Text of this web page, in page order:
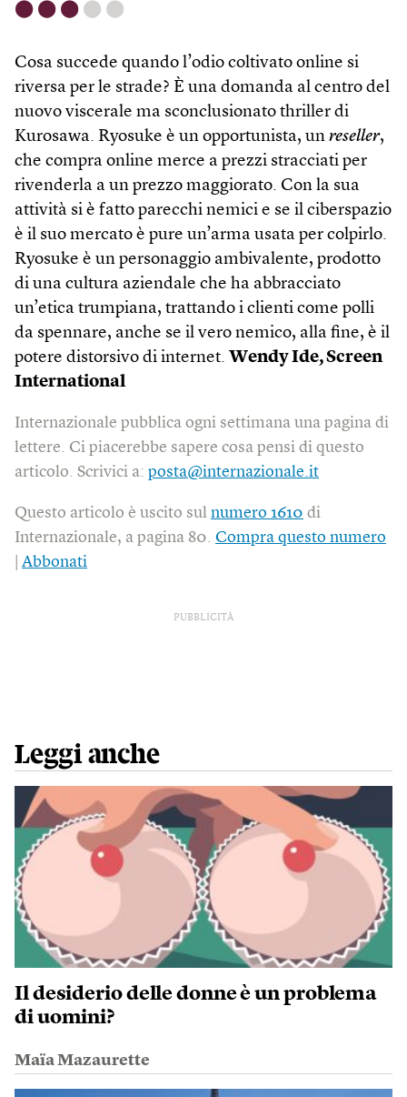
⬤ ⬤ ⬤ ⬤ ⬤
Cosa succede quando l’odio coltivato online si
riversa per le strade? È una domanda al centro del
nuovo viscerale ma sconclusionato thriller di
Kurosawa. Ryosuke è un opportunista, un reseller,
che compra online merce a prezzi stracciati per
rivenderla a un prezzo maggiorato. Con la sua
attività si è fatto parecchi nemici e se il ciberspazio
è il suo mercato è pure un’arma usata per colpirlo.
Ryosuke è un personaggio ambivalente, prodotto
di una cultura aziendale che ha abbracciato
un’etica trumpiana, trattando i clienti come polli
da spennare, anche se il vero nemico, alla fine, è il
potere distorsivo di internet. Wendy Ide, Screen
International
Internazionale pubblica ogni settimana una pagina di
lettere. Ci piacerebbe sapere cosa pensi di questo
articolo. Scrivici a: posta@internazionale.it
Questo articolo è uscito sul numero 1610 di
Internazionale, a pagina 80. Compra questo numero
Abbonati
PUBBLICITÀ
Leggi anche
Il desiderio delle donne è un problema
di uomini?
Maïa Mazaurette